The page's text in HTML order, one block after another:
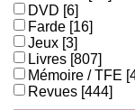
DVD [6]
Farde [16]
Jeux [3]
Livres [807]
Mémoire / TFE
Revues [444]